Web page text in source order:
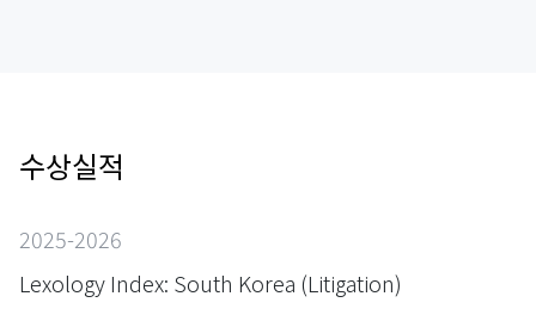
수상실적
2025-2026
Lexology Index: South Korea (Litigation)